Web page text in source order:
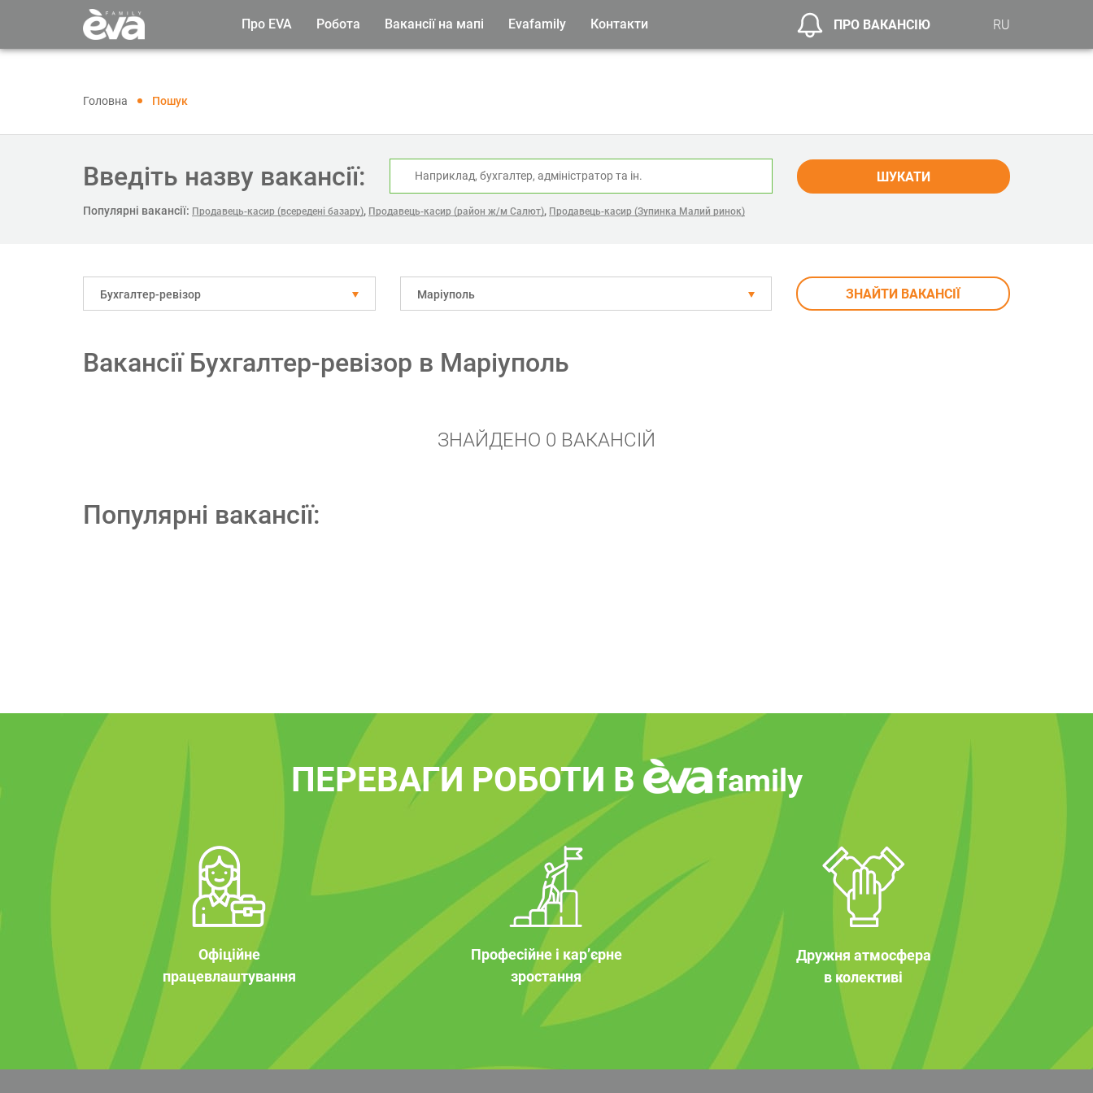
Про EVA Робота Вакансії на мапі Evafamily Контакти ПРО ВАКАНСІЮ RU
Головна Пошук
Введіть назву вакансії: ШУКАТИ
Популярні вакансії: Продавець-касир (всередені базару), Продавець-касир (район ж/м Салют), Продавець-касир (Зупинка Малий ринок)
Бухгалтер-ревізор Маріуполь ЗНАЙТИ ВАКАНСІЇ
Вакансії Бухгалтер-ревізор в Маріуполь
ЗНАЙДЕНО 0 ВАКАНСІЙ
Популярні вакансії:
ПЕРЕВАГИ РОБОТИ В family
Офіційне
працевлаштування
Професійне і кар’єрне
зростання
Дружня атмосфера
в колективі